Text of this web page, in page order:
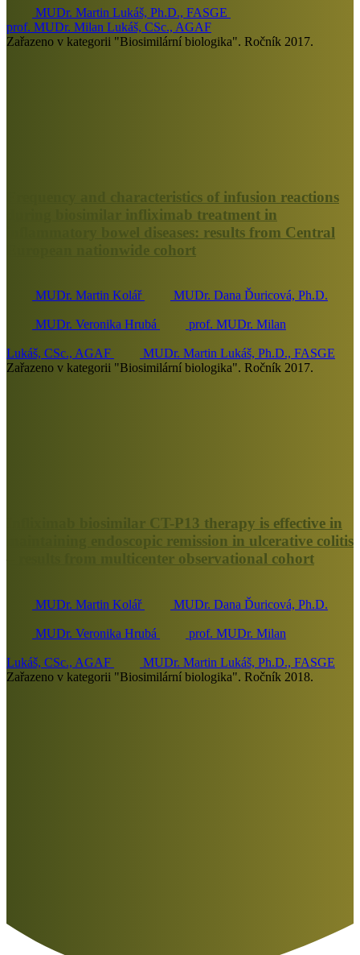
MUDr. Martin Lukáš, Ph.D., FASGE
prof. MUDr. Milan Lukáš, CSc., AGAF
Zařazeno v kategorii "Biosimilární biologika". Ročník 2017.
Frequency and characteristics of infusion reactions
during biosimilar infliximab treatment in
inflammatory bowel diseases: results from Central
European nationwide cohort
MUDr. Martin Kolář MUDr. Dana Ďuricová, Ph.D.
MUDr. Veronika Hrubá prof. MUDr. Milan
Lukáš, CSc., AGAF
MUDr. Martin Lukáš, Ph.D., FASGE
Zařazeno v kategorii "Biosimilární biologika". Ročník 2017.
Infliximab biosimilar CT-P13 therapy is effective in
maintaining endoscopic remission in ulcerative colitis
– results from multicenter observational cohort
MUDr. Martin Kolář MUDr. Dana Ďuricová, Ph.D.
MUDr. Veronika Hrubá prof. MUDr. Milan
Lukáš, CSc., AGAF
MUDr. Martin Lukáš, Ph.D., FASGE
Zařazeno v kategorii "Biosimilární biologika". Ročník 2018.